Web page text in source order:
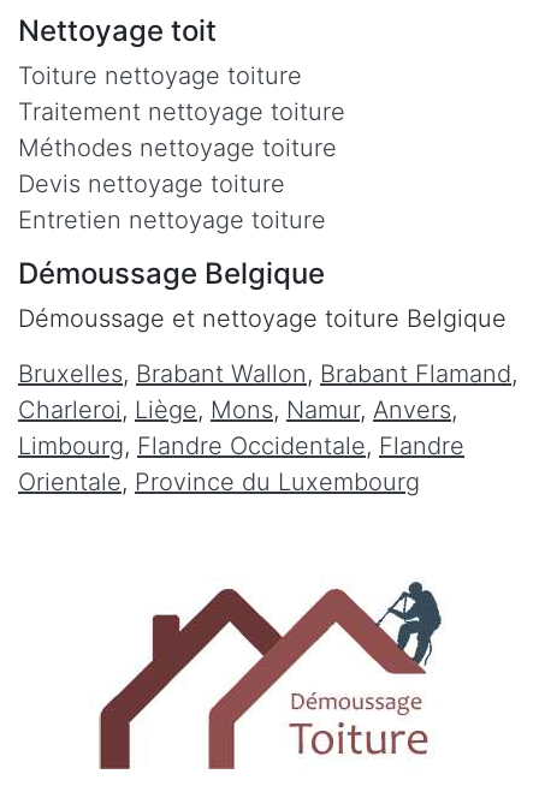
Nettoyage toit
Toiture nettoyage toiture
Traitement nettoyage toiture
Méthodes nettoyage toiture
Devis nettoyage toiture
Entretien nettoyage toiture
Démoussage Belgique
Démoussage et nettoyage toiture Belgique
Bruxelles, Brabant Wallon, Brabant Flamand,
Charleroi, Liège, Mons, Namur, Anvers,
Limbourg, Flandre Occidentale, Flandre
Orientale, Province du Luxembourg